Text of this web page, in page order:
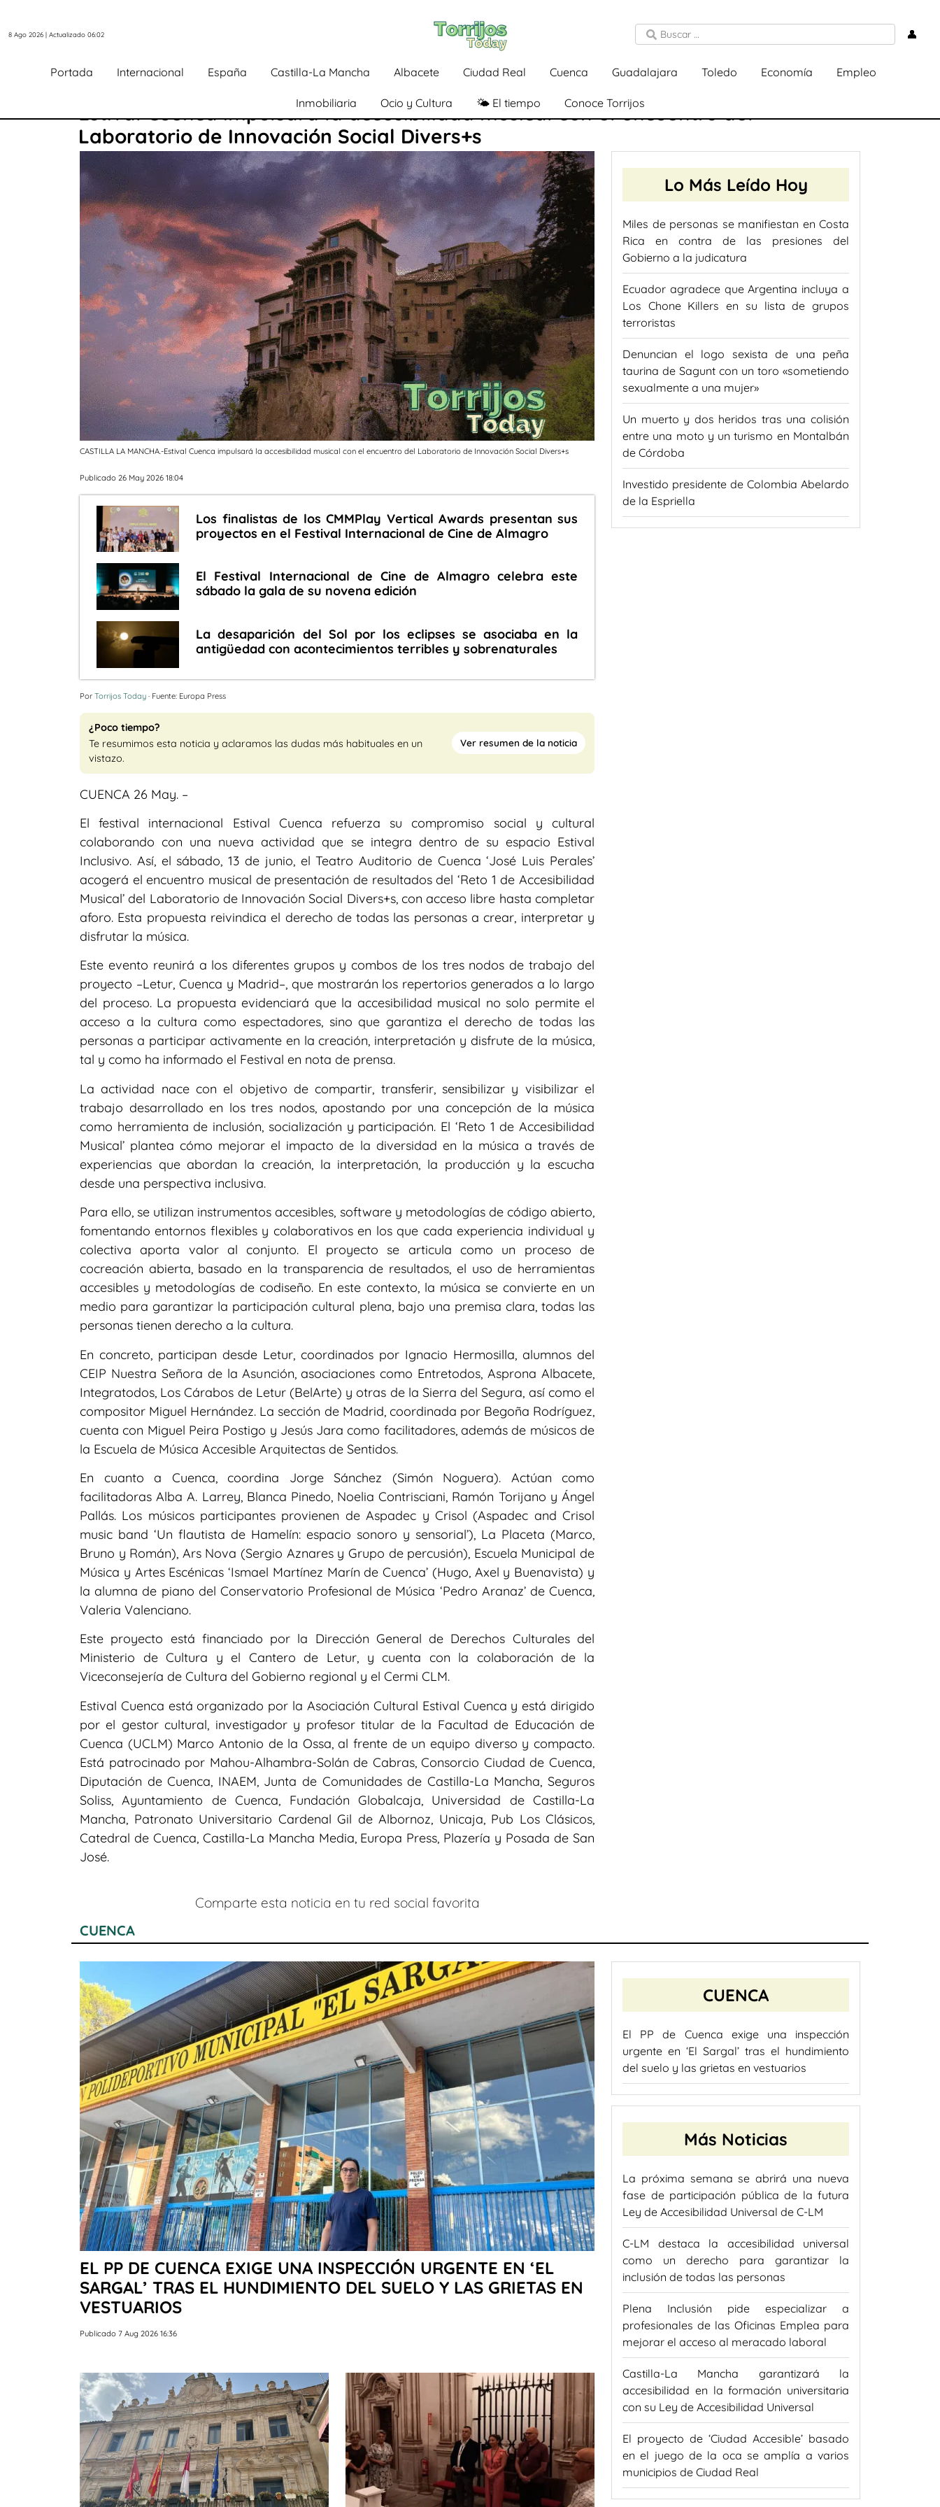
8 Ago 2026 | Actualizado 06:02 👤
Portada Internacional España Castilla-La Mancha Albacete Ciudad Real Cuenca Guadalajara Toledo Economía Empleo
Inmobiliaria Ocio y Cultura 🌤️ El tiempo Conoce Torrijos
Estival Cuenca impulsará la accesibilidad musical con el encuentro del
Laboratorio de Innovación Social Divers+s
CASTILLA LA MANCHA.-Estival Cuenca impulsará la accesibilidad musical con el encuentro del Laboratorio de Innovación Social Divers+s
Publicado 26 May 2026 18:04
Los finalistas de los CMMPlay Vertical Awards presentan sus
proyectos en el Festival Internacional de Cine de Almagro
El Festival Internacional de Cine de Almagro celebra este
sábado la gala de su novena edición
La desaparición del Sol por los eclipses se asociaba en la
antigüedad con acontecimientos terribles y sobrenaturales
Por Torrijos Today · Fuente: Europa Press
¿Poco tiempo?
Te resumimos esta noticia y aclaramos las dudas más habituales en un
vistazo.
Ver resumen de la noticia
CUENCA 26 May. –
El festival internacional Estival Cuenca refuerza su compromiso social y cultural
colaborando con una nueva actividad que se integra dentro de su espacio Estival
Inclusivo. Así, el sábado, 13 de junio, el Teatro Auditorio de Cuenca ‘José Luis Perales’
acogerá el encuentro musical de presentación de resultados del ‘Reto 1 de Accesibilidad
Musical’ del Laboratorio de Innovación Social Divers+s, con acceso libre hasta completar
aforo. Esta propuesta reivindica el derecho de todas las personas a crear, interpretar y
disfrutar la música.
Este evento reunirá a los diferentes grupos y combos de los tres nodos de trabajo del
proyecto –Letur, Cuenca y Madrid–, que mostrarán los repertorios generados a lo largo
del proceso. La propuesta evidenciará que la accesibilidad musical no solo permite el
acceso a la cultura como espectadores, sino que garantiza el derecho de todas las
personas a participar activamente en la creación, interpretación y disfrute de la música,
tal y como ha informado el Festival en nota de prensa.
La actividad nace con el objetivo de compartir, transferir, sensibilizar y visibilizar el
trabajo desarrollado en los tres nodos, apostando por una concepción de la música
como herramienta de inclusión, socialización y participación. El ‘Reto 1 de Accesibilidad
Musical’ plantea cómo mejorar el impacto de la diversidad en la música a través de
experiencias que abordan la creación, la interpretación, la producción y la escucha
desde una perspectiva inclusiva.
Para ello, se utilizan instrumentos accesibles, software y metodologías de código abierto,
fomentando entornos flexibles y colaborativos en los que cada experiencia individual y
colectiva aporta valor al conjunto. El proyecto se articula como un proceso de
cocreación abierta, basado en la transparencia de resultados, el uso de herramientas
accesibles y metodologías de codiseño. En este contexto, la música se convierte en un
medio para garantizar la participación cultural plena, bajo una premisa clara, todas las
personas tienen derecho a la cultura.
En concreto, participan desde Letur, coordinados por Ignacio Hermosilla, alumnos del
CEIP Nuestra Señora de la Asunción, asociaciones como Entretodos, Asprona Albacete,
Integratodos, Los Cárabos de Letur (BelArte) y otras de la Sierra del Segura, así como el
compositor Miguel Hernández. La sección de Madrid, coordinada por Begoña Rodríguez,
cuenta con Miguel Peira Postigo y Jesús Jara como facilitadores, además de músicos de
la Escuela de Música Accesible Arquitectas de Sentidos.
En cuanto a Cuenca, coordina Jorge Sánchez (Simón Noguera). Actúan como
facilitadoras Alba A. Larrey, Blanca Pinedo, Noelia Contrisciani, Ramón Torijano y Ángel
Pallás. Los músicos participantes provienen de Aspadec y Crisol (Aspadec and Crisol
music band ‘Un flautista de Hamelín: espacio sonoro y sensorial’), La Placeta (Marco,
Bruno y Román), Ars Nova (Sergio Aznares y Grupo de percusión), Escuela Municipal de
Música y Artes Escénicas ‘Ismael Martínez Marín de Cuenca’ (Hugo, Axel y Buenavista) y
la alumna de piano del Conservatorio Profesional de Música ‘Pedro Aranaz’ de Cuenca,
Valeria Valenciano.
Este proyecto está financiado por la Dirección General de Derechos Culturales del
Ministerio de Cultura y el Cantero de Letur, y cuenta con la colaboración de la
Viceconsejería de Cultura del Gobierno regional y el Cermi CLM.
Estival Cuenca está organizado por la Asociación Cultural Estival Cuenca y está dirigido
por el gestor cultural, investigador y profesor titular de la Facultad de Educación de
Cuenca (UCLM) Marco Antonio de la Ossa, al frente de un equipo diverso y compacto.
Está patrocinado por Mahou-Alhambra-Solán de Cabras, Consorcio Ciudad de Cuenca,
Diputación de Cuenca, INAEM, Junta de Comunidades de Castilla-La Mancha, Seguros
Soliss, Ayuntamiento de Cuenca, Fundación Globalcaja, Universidad de Castilla-La
Mancha, Patronato Universitario Cardenal Gil de Albornoz, Unicaja, Pub Los Clásicos,
Catedral de Cuenca, Castilla-La Mancha Media, Europa Press, Plazería y Posada de San
José.
Comparte esta noticia en tu red social favorita
Lo Más Leído Hoy
Miles de personas se manifiestan en Costa
Rica en contra de las presiones del
Gobierno a la judicatura
Ecuador agradece que Argentina incluya a
Los Chone Killers en su lista de grupos
terroristas
Denuncian el logo sexista de una peña
taurina de Sagunt con un toro «sometiendo
sexualmente a una mujer»
Un muerto y dos heridos tras una colisión
entre una moto y un turismo en Montalbán
de Córdoba
Investido presidente de Colombia Abelardo
de la Espriella
CUENCA
EL PP DE CUENCA EXIGE UNA INSPECCIÓN URGENTE EN ‘EL
SARGAL’ TRAS EL HUNDIMIENTO DEL SUELO Y LAS GRIETAS EN
VESTUARIOS
Publicado 7 Aug 2026 16:36
CUENCA
El PP de Cuenca exige una inspección
urgente en ‘El Sargal’ tras el hundimiento
del suelo y las grietas en vestuarios
Más Noticias
La próxima semana se abrirá una nueva
fase de participación pública de la futura
Ley de Accesibilidad Universal de C-LM
C-LM destaca la accesibilidad universal
como un derecho para garantizar la
inclusión de todas las personas
Plena Inclusión pide especializar a
profesionales de las Oficinas Emplea para
mejorar el acceso al meracado laboral
Castilla-La Mancha garantizará la
accesibilidad en la formación universitaria
con su Ley de Accesibilidad Universal
El proyecto de ‘Ciudad Accesible’ basado
en el juego de la oca se amplía a varios
municipios de Ciudad Real